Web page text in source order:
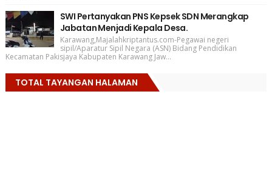
SWI Pertanyakan PNS Kepsek SDN Merangkap
Jabatan Menjadi Kepala Desa.
Karawang,Majalahkriptantus.com-Pegawai negeri
sipil/Aparatur Sipil Negara (ASN) Bidang Pendidikan
Kecamatan Pakisjaya Kabupaten Karawang Jaw...
TOTAL TAYANGAN HALAMAN